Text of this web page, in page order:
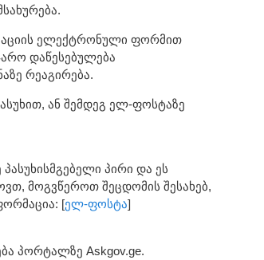
ელექტრონული ფორმით
დაწესებულება
რეაგირება.
ან შემდეგ ელ-ფოსტაზე
პირი და ეს
მოგვწეროთ შეცდომის შესახებ,
[ელ-ფოსტა]
პორტალზე Askgov.ge.